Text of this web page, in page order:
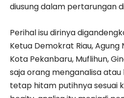
diusung dalam pertarungan
Perihal isu dirinya
Ketua Demokrat Riau, Agung
Kota Pekanbaru, Muflihun,
saja orang menganalisa atau
tetap hitam putihnya sesuai